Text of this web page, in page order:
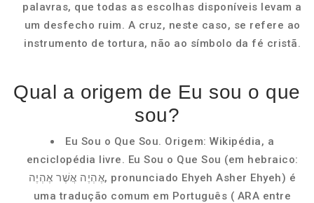
palavras, que todas as escolhas disponíveis levam a
um desfecho ruim. A cruz, neste caso, se refere ao
instrumento de tortura, não ao símbolo da fé cristã.
Qual a origem de Eu sou o que
sou?
Eu Sou o Que Sou. Origem: Wikipédia, a
enciclopédia livre. Eu Sou o Que Sou (em hebraico:
אֶהְיֶה אֲשֶׁר אֶהְיֶה, pronunciado Ehyeh Asher Ehyeh) é
uma tradução comum em Português ( ARA entre